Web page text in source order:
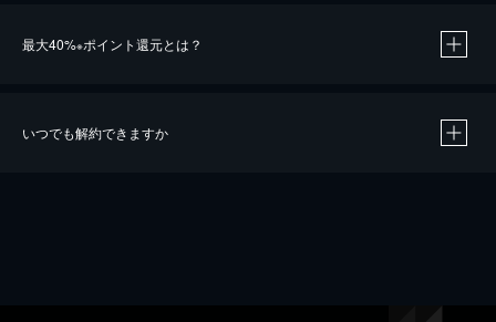
最大40%※ポイント還元とは？
いつでも解約できますか